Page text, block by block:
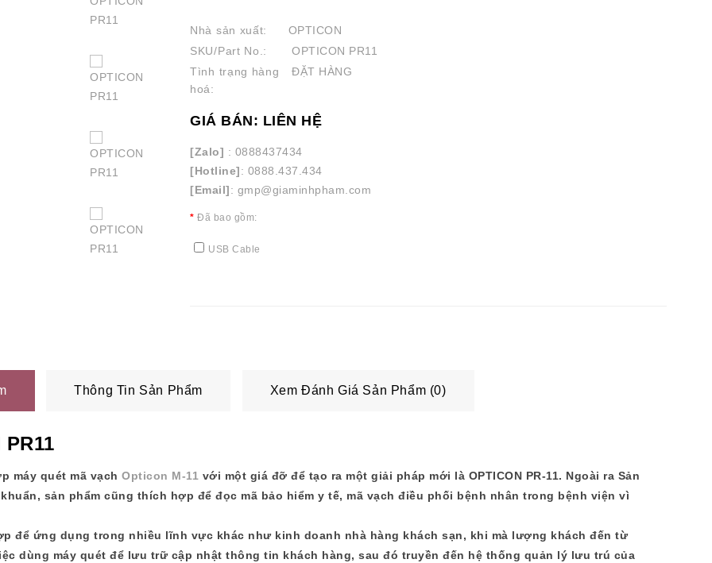
Nhà sản xuất:
OPTICON
SKU/Part No.:
OPTICON PR11
Tình trạng hàng
hoá:
ĐẶT HÀNG
GIÁ BÁN: LIÊN HỆ
[Zalo] : 0888437434
[Hotline]: 0888.437.434
[Email]: gmp@giaminhpham.com
Đã bao gồm:
USB Cable
Thông Tin Sản Phẩm Xem Đánh Giá Sản Phẩm (0)
máy quét mã vạch Opticon M-11 với một giá đỡ để tạo ra một giải pháp mới là OPTICON PR-11. Ngoài ra Sản
sản phẩm cũng thích hợp để đọc mã bảo hiểm y tế, mã vạch điều phối bệnh nhân trong bệnh viện vì
để ứng dụng trong nhiều lĩnh vực khác như kinh doanh nhà hàng khách sạn, khi mà lượng khách đến từ
dùng máy quét để lưu trữ cập nhật thông tin khách hàng, sau đó truyền đến hệ thống quản lý lưu trú của